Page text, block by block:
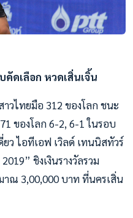
คัดเลือก หวดเสิ่นเจิ้น
วไทยมือ 312 ของโลก ชนะ
ของโลก 6-2, 6-1 ในรอบ
ว ไอทีเอฟ เวิลด์ เทนนิสทัวร์
ชิงเงินรางวัลรวม
าณ 3,00,000 บาท ที่นครเสิ่น